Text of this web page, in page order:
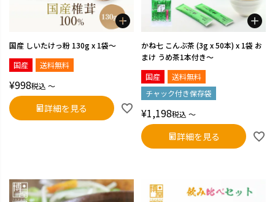
国産 しいたけっ粉 130g x 1袋～
国産
送料無料
¥998税込 〜
詳細を見る
かね七 こんぶ茶 (3g x 50本) x 1袋 お
まけ うめ茶1本付き～
国産
送料無料
チャック付き保存袋
¥1,198税込 〜
詳細を見る